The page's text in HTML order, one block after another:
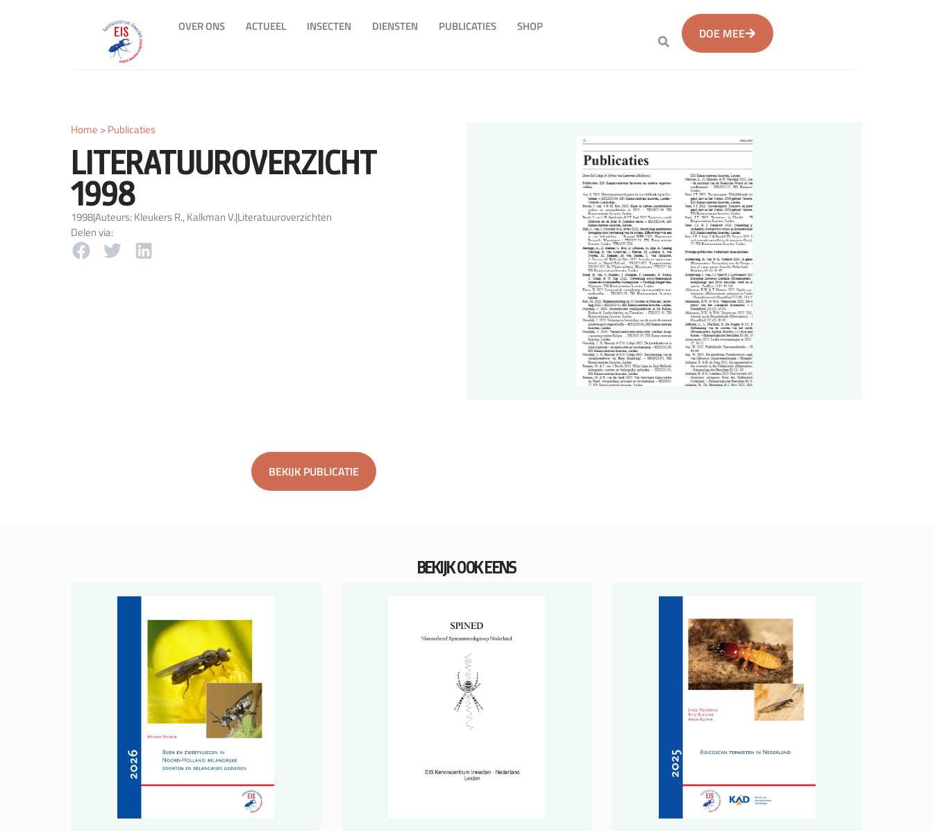
OVER ONS ACTUEEL INSECTEN DIENSTEN PUBLICATIES SHOP DOE MEE
Home >Publicaties
LITERATUUROVERZICHT
1998
1998|Auteurs: Kleukers R., Kalkman V.|Literatuuroverzichten
Delen via:
BEKIJK PUBLICATIE
BEKIJK OOK EENS